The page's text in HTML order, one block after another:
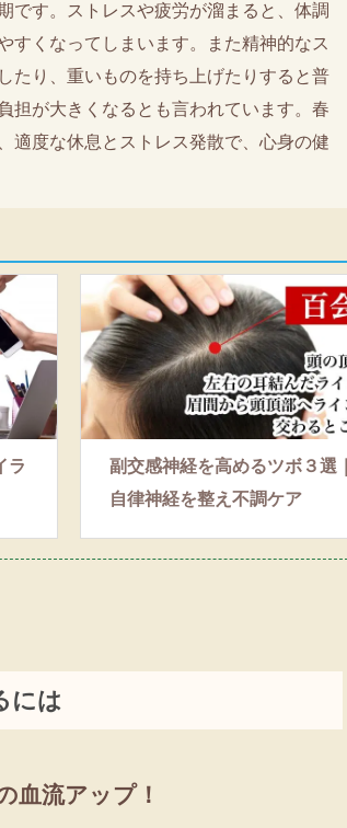
です。ストレスや疲労が溜まると、体調
すくなってしまいます。また精神的なス
たり、重いものを持ち上げたりすると普
担が大きくなるとも言われています。春
適度な休息とストレス発散で、心身の健
ラ
副交感神経を高めるツボ３選｜
自律神経を整え不調ケア
には
血流アップ！